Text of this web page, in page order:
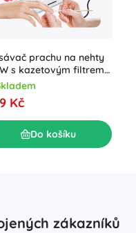
prachu na nehty
s kazetovým filtrem
sáčků
Kč
Do košíku
zákazníků